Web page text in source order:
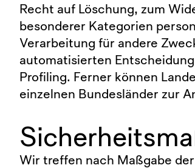
Recht auf Löschung, zum
besonderer Kategorien
Verarbeitung für andere
automatisierten
Profiling. Ferner können
einzelnen Bundesländer zur
Wir treffen nach Maßgabe